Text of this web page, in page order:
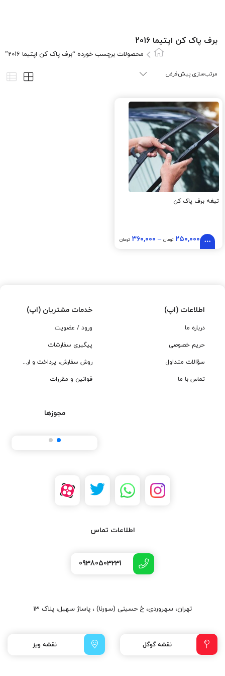
برف پاک کن اپتیما 2016
محصولات برچسب خورده “برف پاک کن اپتیما 2016”
تیغه برف پاک کن
۲۵۰,۰۰۰ تومان– ۳۶۰,۰۰۰ تومان
اطلاعات (اپ)
درباره ما
حریم خصوصی
سؤالات متداول
تماس با ما
خدمات مشتریان (اپ)
ورود / عضویت
پیگیری سفارشات
روش سفارش، پرداخت و ارسال
قوانین و مقررات
مجوزها
اطلاعات تماس
09380503231
تهران، سهروردی، خ حسینی (سورنا) ، پاساژ سهیل، پلاک 13
نقشه گوگل نقشه ویز